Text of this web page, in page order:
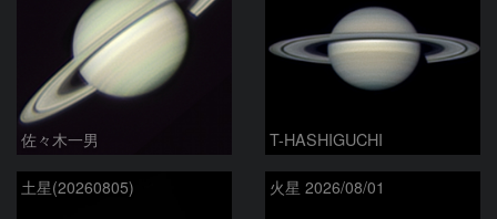
佐々木一男 T-HASHIGUCHI
土星(20260805) 火星 2026/08/01